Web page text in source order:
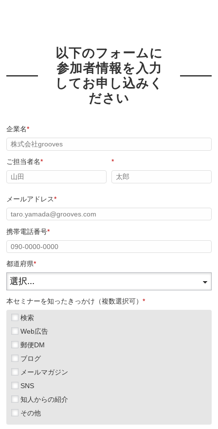
以下のフォームに
参加者情報を入力
してお申し込みく
ださい
*
企業名
*
ご担当者名 *
*
メールアドレス
*
携帯電話番号
*
都道府県
*
本セミナーを知ったきっかけ（複数選択可）
検索
Web広告
郵便DM
ブログ
メールマガジン
SNS
知人からの紹介
その他